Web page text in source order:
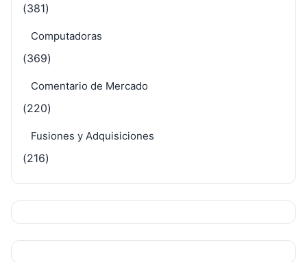
(381)
Computadoras
(369)
Comentario de Mercado
(220)
Fusiones y Adquisiciones
(216)